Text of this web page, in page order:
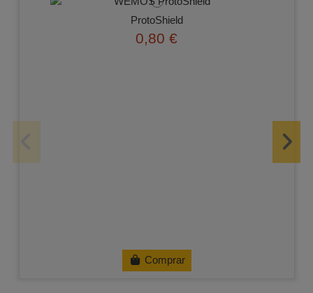
ProtoShield
0,80 €
Comprar